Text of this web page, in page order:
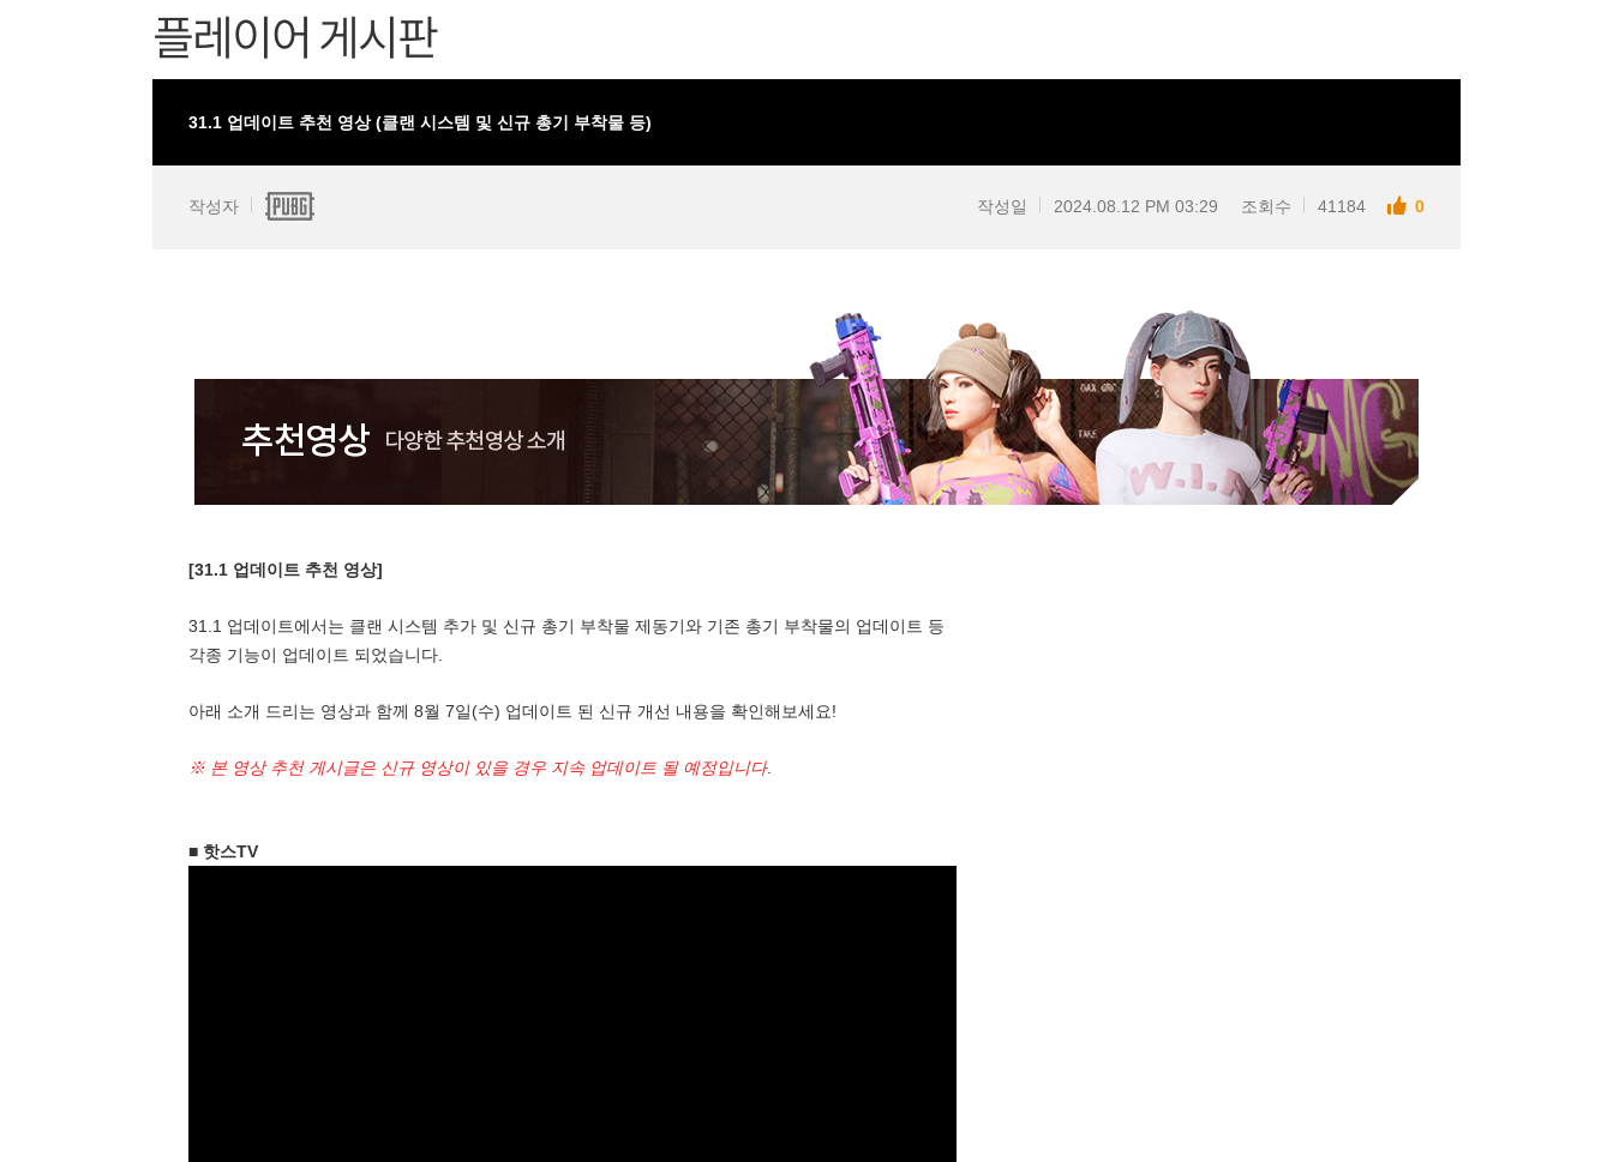
플레이어 게시판
31.1 업데이트 추천 영상 (클랜 시스템 및 신규 총기 부착물 등)
작성자 작성일 2024.08.12 PM 03:29 조회수 41184 0
[31.1 업데이트 추천 영상]
31.1 업데이트에서는 클랜 시스템 추가 및 신규 총기 부착물 제동기와 기존 총기 부착물의 업데이트 등
각종 기능이 업데이트 되었습니다.
아래 소개 드리는 영상과 함께 8월 7일(수) 업데이트 된 신규 개선 내용을 확인해보세요!
※ 본 영상 추천 게시글은 신규 영상이 있을 경우 지속 업데이트 될 예정입니다.
■ 핫스TV